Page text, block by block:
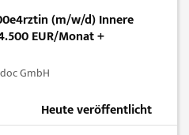
(m/w/d) Innere
EUR/Monat +
GmbH
Heute veröffentlicht